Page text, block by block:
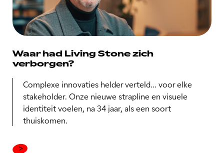
Waar had Living Stone zich
verborgen?
Complexe innovaties helder verteld... voor elke
stakeholder. Onze nieuwe strapline en visuele
identiteit voelen, na 34 jaar, als een soort
thuiskomen.